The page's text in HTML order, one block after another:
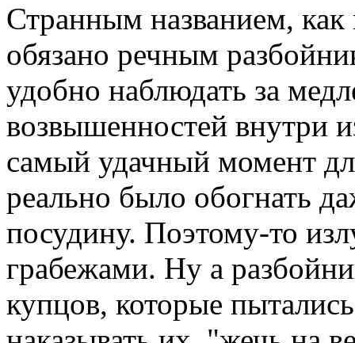
Странным названием, как
обязано речным
удобно наблюдать за
возвышенностей внутри
самый удачный момент
реально было обогнать
посудину. Поэтому-то
грабежами. Ну а
купцов, которые